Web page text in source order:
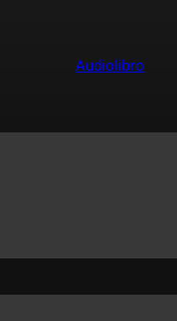
Audiolibro